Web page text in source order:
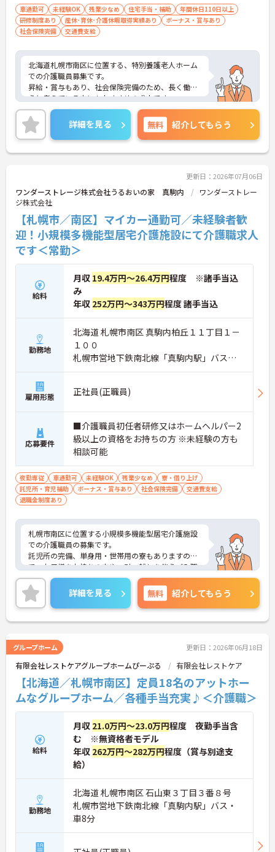
車通勤可 未経験OK 残業少なめ 住宅手当・補助
年間休日110日以上
研修制度あり
産休･育休･介護休暇取得実績あり
ボーナス・賞与あり
社会保険完備
交通費支給
北海道札幌市南区に位置する、特別養護老人ホーム
での介護職員募集です。
昇給・賞与もあり、社会保険完備のため、長く働こ
うと考えている方にもおすすめの求人です。
年間休日117日のため、プライベートの予定も立て
やすく、両立が可能！
ご興味のある方はご面接のポイントをお伝えいたし
ますので、お気軽にご相談ください。
詳細を見る 無料 紹介してもらう
更新日：2026年07月06日
ワンダーストレージ株式会社うるおいの家 真駒内
ワンダーストレー
ジ株式会社
【札幌市／南区】マイカー通勤可／未経験者歓
迎！小規模多機能型居宅介護施設にて介護職求人
です＜常勤＞
給料
月収 19.4万円～26.4万円程度 ※諸手当込
み
年収 252万円～343万円程度 諸手当込
勤務地
北海道 札幌市南区 真駒内柏丘１１丁目１－
１００
札幌市営地下鉄南北線「真駒内駅」バス・
車5分
雇用形態 正社員(正職員)
応募要件
■介護職員初任者研修又はホームヘルパー2
級以上の資格をお持ちの方 ※未経験の方も
相談可能
夜勤専従 車通勤可 未経験OK 残業少なめ
寮・借り上げ
託児所・育児補助
ボーナス・賞与あり 社会保険完備
交通費支給
退職金制度あり
札幌市南区に位置する小規模多機能型居宅介護施設
での介護職員の募集です。
託児所の完備、単身用・世帯用の寮もありますの
で、お子様をお持ちの方や、引っ越しを伴うご入職
の方にもおすすめです！
ご興味のある方には、面接対策ポイントなど、さら
に詳細をお話しいたしますので、お気軽にご相談く
ださい。
詳細を見る 無料 紹介してもらう
グループホーム 更新日：2026年06月18日
有限会社レストケアグループホームぴーぷる 有限会社レストケア
【北海道／札幌市南区】定員18名のアットホー
ムなグループホーム／各種手当充実♪＜介護職＞
給料
月収 21.0万円～23.0万円程度 夜勤手当含
む ※無資格者モデル
年収 262万円～282万円程度（賞与別途支
給）
勤務地
北海道 札幌市南区 石山東３丁目３番８号
札幌市営地下鉄南北線「真駒内駅」バス・
車8分